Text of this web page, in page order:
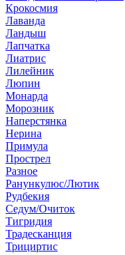
Крокосмия
Лаванда
Ландыш
Лапчатка
Лиатрис
Лилейник
Люпин
Монарда
Морозник
Наперстянка
Нерина
Примула
Прострел
Разное
Ранункулюс/Лютик
Рудбекия
Седум/Очиток
Тигридия
Традесканция
Трициртис